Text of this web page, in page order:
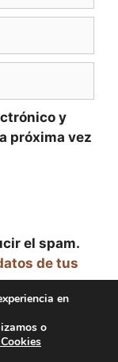
y
próxima vez
el spam.
de tus
en
o